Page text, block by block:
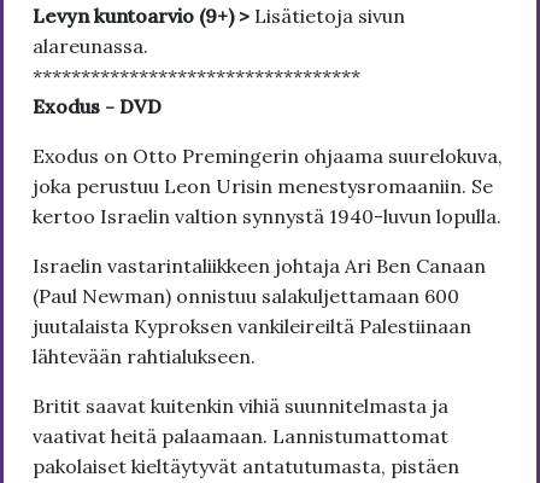
Levyn kuntoarvio (9+) > Lisätietoja sivun
alareunassa.
**********************************
Exodus - DVD
Exodus on Otto Premingerin ohjaama suurelokuva,
joka perustuu Leon Urisin menestysromaaniin. Se
kertoo Israelin valtion synnystä 1940-luvun lopulla.
Israelin vastarintaliikkeen johtaja Ari Ben Canaan
(Paul Newman) onnistuu salakuljettamaan 600
juutalaista Kyproksen vankileireiltä Palestiinaan
lähtevään rahtialukseen.
Britit saavat kuitenkin vihiä suunnitelmasta ja
vaativat heitä palaamaan. Lannistumattomat
pakolaiset kieltäytyvät antatutumasta, pistäen